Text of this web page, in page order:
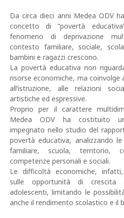
Da circa dieci anni Medea ODV
concetto di “povertà
fenomeno di deprivazione
contesto familiare, sociale,
bambini e ragazzi crescono.
La povertà educativa non
risorse economiche, ma coinvolge
all’istruzione, alle relazioni
artistiche ed espressive.
Proprio per il carattere
Medea ODV ha costituito
impegnato nello studio del
povertà educativa, analizzando
familiare, scuola, territorio,
competenze personali e sociali.
Le difficoltà economiche,
sulle opportunità di crescita
adolescenti, limitando le
anche il rendimento scolastico e il